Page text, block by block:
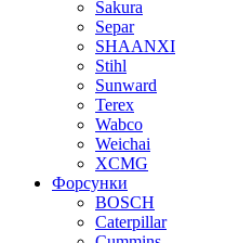
Sakura
Separ
SHAANXI
Stihl
Sunward
Terex
Wabco
Weichai
XCMG
Форсунки
BOSCH
Caterpillar